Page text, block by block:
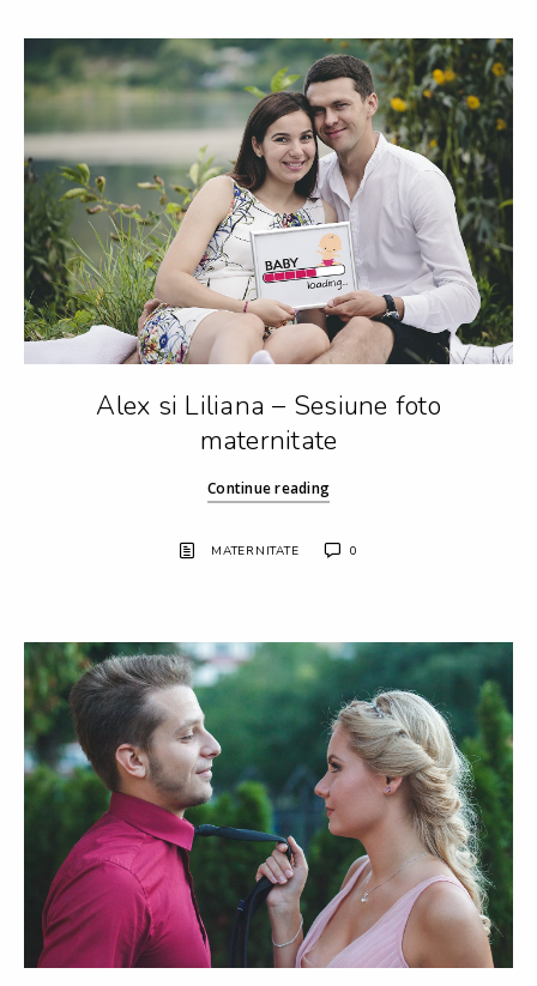
Alex si Liliana – Sesiune foto
maternitate
Continue reading
MATERNITATE 0